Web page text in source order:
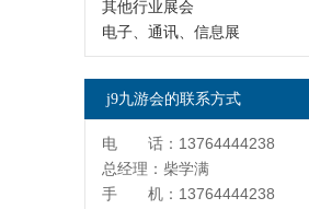
其他行业展会
电子、通讯、信息展
j9九游会的联系方式
电 话：13764444238
总经理：柴学满
手 机：13764444238